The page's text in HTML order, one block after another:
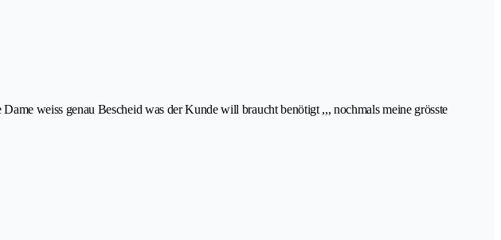
weiss genau Bescheid was der Kunde will braucht benötigt ,,, nochmals meine grösste